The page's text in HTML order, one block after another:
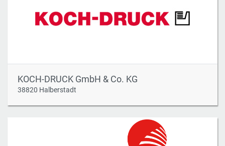
KOCH-DRUCK GmbH & Co. KG
38820 Halberstadt